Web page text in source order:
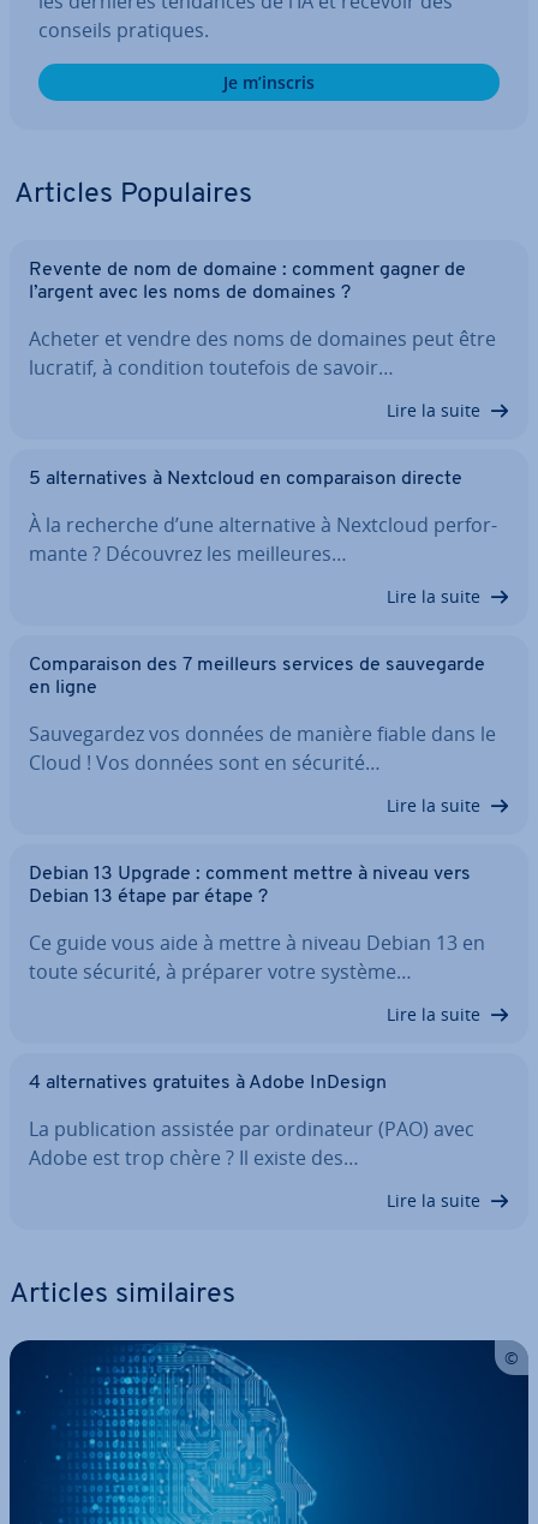
conseils pratiques.
Je m’inscris
Articles Po­pu­laires
Revente de nom de domaine : comment gagner de
l’argent avec les noms de domaines ?
Acheter et vendre des noms de domaines peut être
lucratif, à condition toutefois de savoir…
Lire la suite
5 al­ter­na­tives à Nextcloud en com­pa­rai­son directe
À la recherche d’une al­ter­na­tive à Nextcloud per­for­
mante ? Découvrez les meil­leures…
Lire la suite
Com­pa­rai­son des 7 meilleurs services de sau­ve­garde
en ligne
Sau­ve­gar­dez vos données de manière fiable dans le
Cloud ! Vos données sont en sécurité…
Lire la suite
Debian 13 Upgrade : comment mettre à niveau vers
Debian 13 étape par étape ?
Ce guide vous aide à mettre à niveau Debian 13 en
toute sécurité, à préparer votre système…
Lire la suite
4 al­ter­na­tives gratuites à Adobe InDesign
La pu­bli­ca­tion assistée par or­di­na­teur (PAO) avec
Adobe est trop chère ? Il existe des…
Lire la suite
Articles si­mi­laires